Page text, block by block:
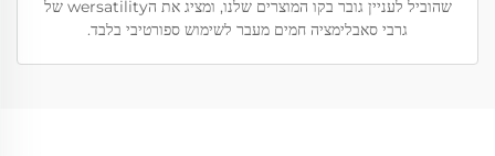
שהוביל לעניין גובר בקו המוצרים שלנו, ומציג את הwersatility של
גרבי סאבלימציה חמים מעבר לשימוש ספורטיבי בלבד.